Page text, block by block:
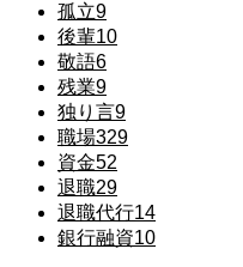
孤立9
後輩10
敬語6
残業9
独り言9
職場329
資金52
退職29
退職代行14
銀行融資10